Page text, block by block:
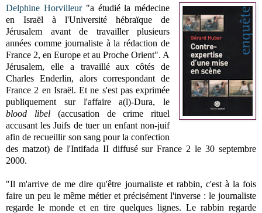
Delphine Horvilleur "a étudié la médecine
en Israël à l'Université hébraïque de
Jérusalem avant de travailler plusieurs
années comme journaliste à la rédaction de
France 2, en Europe et au Proche Orient". A
Jérusalem, elle a travaillé aux côtés de
Charles Enderlin, alors correspondant de
France 2 en Israël. Et ne s'est pas exprimée
publiquement sur l'affaire a(l)-Dura, le
blood libel(accusation de crime rituel
accusant les Juifs de tuer un enfant non-juif
afin de recueillir son sang pour la confection
des matzot) de l'Intifada II diffusé sur France 2 le 30 septembre
2000.
"Il m'arrive de me dire qu'être journaliste et rabbin, c'est à la fois
faire un peu le même métier et précisément l'inverse : le journaliste
regarde le monde et en tire quelques lignes. Le rabbin regarde